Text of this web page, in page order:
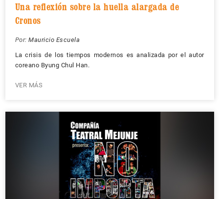
Una reflexión sobre la huella alargada de
Cronos
Por: Mauricio Escuela
La crisis de los tiempos modernos es analizada por el autor
coreano Byung Chul Han.
VER MÁS